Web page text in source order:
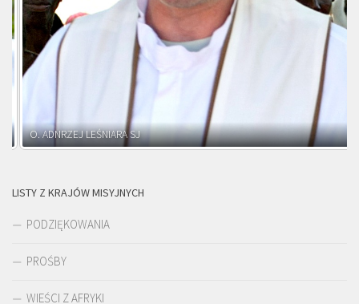
O. ADNRZEJ LEŚNIARA SJ
LISTY Z KRAJÓW MISYJNYCH
PODZIĘKOWANIA
PROŚBY
WIEŚCI Z AFRYKI